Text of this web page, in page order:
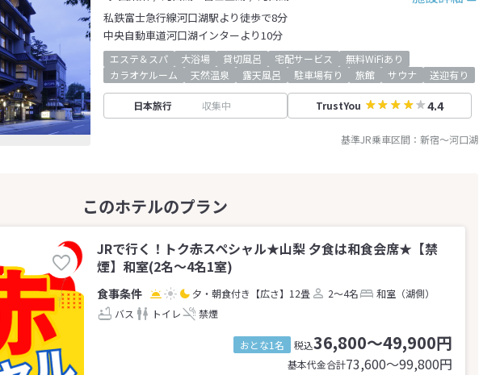
私鉄富士急行線河口湖駅より徒歩で8分
中央自動車道河口湖インターより10分
エステ＆スパ 大浴場 貸切風呂 宅配サービス
無料WiFiあり
カラオケルーム
天然温泉 露天風呂 駐車場有り 旅館 サウナ 送迎有り
日本旅行 収集中 TrustYou 4.4
基準JR乗車区間： 新宿～河口湖
JRで行く！トク赤スペシャル★山梨 夕食は和食会席★【禁
煙】和室(2名～4名1室)
夕・朝食付き 【広さ】12畳 2～4名
和室（湖側）
バス
トイレ 禁煙
おとな1名 税込36,800～49,900円
基本代金合計73,600〜99,800円